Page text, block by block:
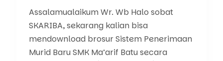
Assalamualaikum Wr. Wb Halo sobat
SKARIBA, sekarang kalian bisa
mendownload brosur Sistem Penerimaan
Murid Baru SMK Ma’arif Batu secara